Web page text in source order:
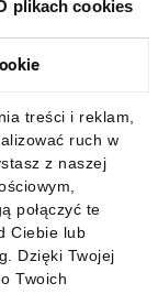
plikach cookies
treści i reklam,
ruch w
z naszej
połączyć te
Ciebie lub
Dzięki Twojej
Twoich